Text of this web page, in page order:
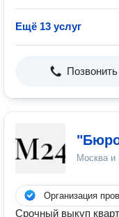
Ещё 13 услуг
Позвонить
Москва и
Организация
Срочный выкуп